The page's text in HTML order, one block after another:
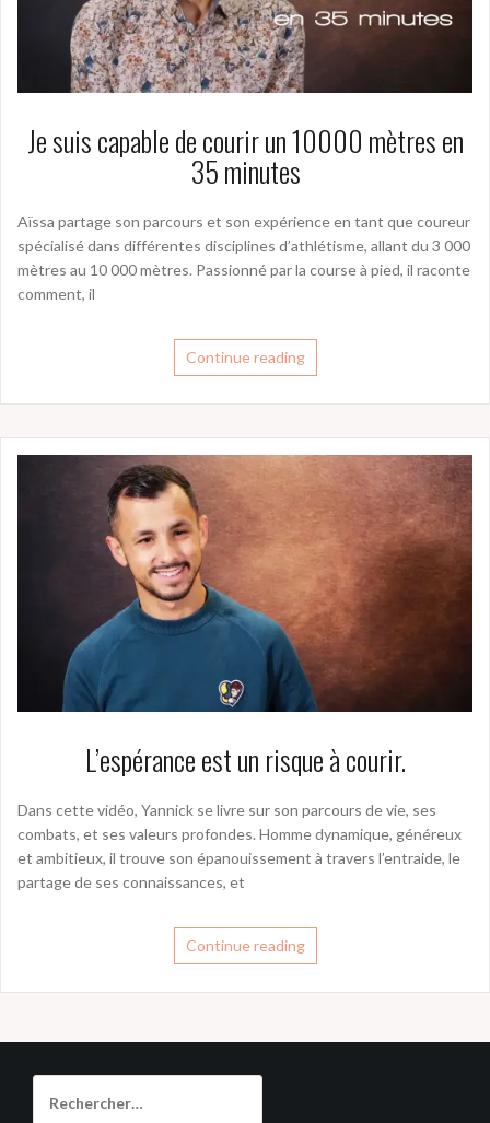
Je suis capable de courir un 10000 mètres en
35 minutes
Aïssa partage son parcours et son expérience en tant que coureur
spécialisé dans différentes disciplines d’athlétisme, allant du 3 000
mètres au 10 000 mètres. Passionné par la course à pied, il raconte
comment, il
Continue reading
L’espérance est un risque à courir.
Dans cette vidéo, Yannick se livre sur son parcours de vie, ses
combats, et ses valeurs profondes. Homme dynamique, généreux
et ambitieux, il trouve son épanouissement à travers l’entraide, le
partage de ses connaissances, et
Continue reading